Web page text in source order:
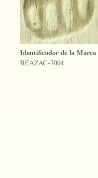
Identificador de la Marca
BEAZAC-7004